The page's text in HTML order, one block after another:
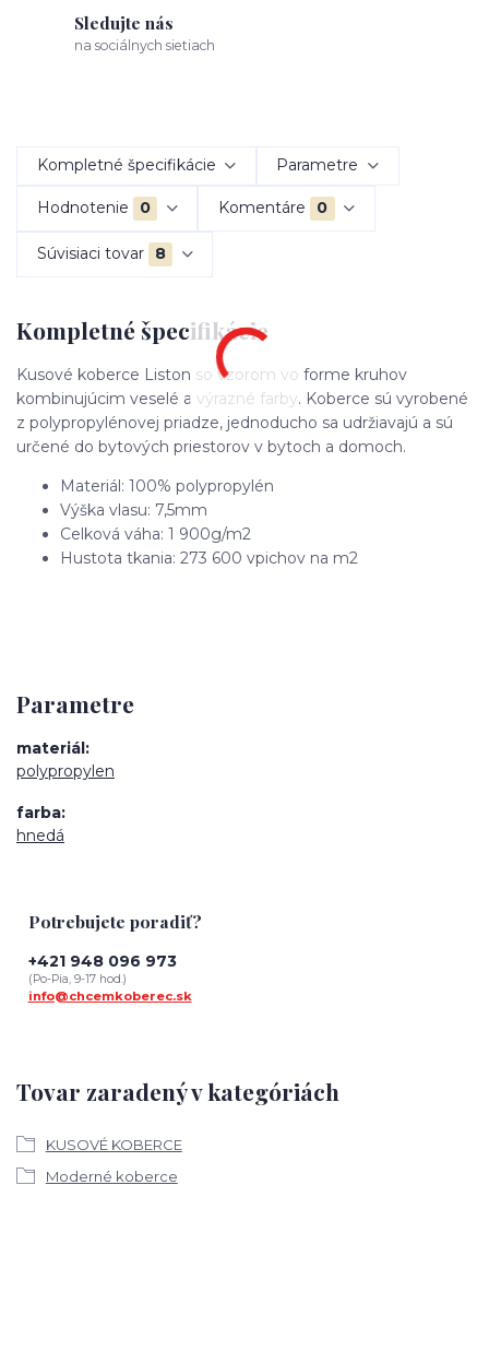
Sledujte nás
na sociálnych sietiach
Kompletné špecifikácie Parametre
Hodnotenie 0 Komentáre 0
Súvisiaci tovar 8
Kompletné špecifikácie
Kusové koberce Liston so vzorom vo forme kruhov
kombinujúcim veselé a výrazné farby. Koberce sú vyrobené
z polypropylénovej priadze, jednoducho sa udržiavajú a sú
určené do bytových priestorov v bytoch a domoch.
Materiál: 100% polypropylén
Výška vlasu: 7,5mm
Celková váha: 1 900g/m2
Hustota tkania: 273 600 vpichov na m2
Parametre
materiál
polypropylen
farba
hnedá
Tovar zaradený v kategóriách
KUSOVÉ KOBERCE
Moderné koberce
Potrebujete poradiť?
+421 948 096 973
(Po-Pia, 9-17 hod.)
info@chcemkoberec.sk